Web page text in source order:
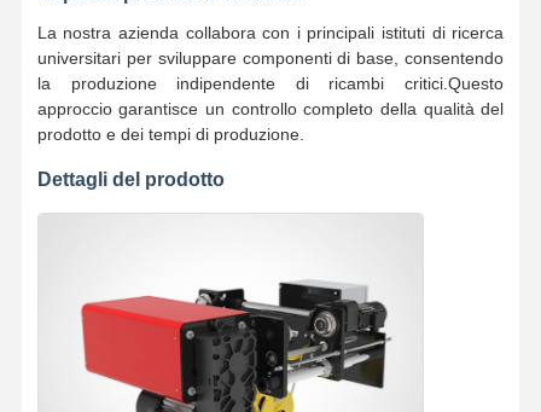
Prodotti Video Chi Siamo
La nostra azienda collabora con i principali istituti di ricerca
universitari per sviluppare componenti di base, consentendo
la produzione indipendente di ricambi critici.Questo
approccio garantisce un controllo completo della qualità del
prodotto e dei tempi di produzione.
Dettagli del prodotto